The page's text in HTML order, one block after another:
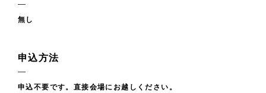
無し
申込方法
申込不要です。直接会場にお越しください。